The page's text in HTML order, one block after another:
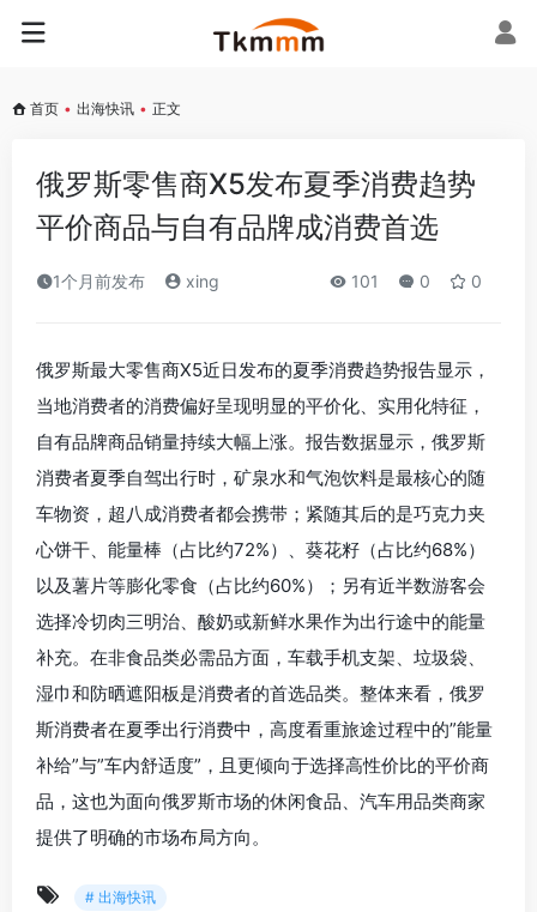
首页 • 出海快讯 • 正文
俄罗斯零售商X5发布夏季消费趋势
平价商品与自有品牌成消费首选
1个月前发布 xing 101 0 0
俄罗斯最大零售商X5近日发布的夏季消费趋势报告显示，
当地消费者的消费偏好呈现明显的平价化、实用化特征，
自有品牌商品销量持续大幅上涨。报告数据显示，俄罗斯
消费者夏季自驾出行时，矿泉水和气泡饮料是最核心的随
车物资，超八成消费者都会携带；紧随其后的是巧克力夹
心饼干、能量棒（占比约72%）、葵花籽（占比约68%）
以及薯片等膨化零食（占比约60%）；另有近半数游客会
选择冷切肉三明治、酸奶或新鲜水果作为出行途中的能量
补充。在非食品类必需品方面，车载手机支架、垃圾袋、
湿巾和防晒遮阳板是消费者的首选品类。整体来看，俄罗
斯消费者在夏季出行消费中，高度看重旅途过程中的”能量
补给”与”车内舒适度”，且更倾向于选择高性价比的平价商
品，这也为面向俄罗斯市场的休闲食品、汽车用品类商家
提供了明确的市场布局方向。
# 出海快讯